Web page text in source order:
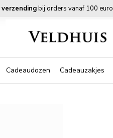
verzendingbij orders vanaf 100 euro
Cadeaudozen Cadeauzakjes